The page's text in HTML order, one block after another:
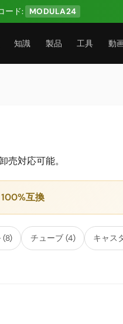
ード: MODULA24
知識 製品 工具 動
対応可能。
互換
(8) チューブ (4) キャス